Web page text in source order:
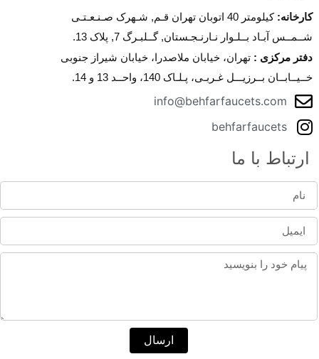
کارخانه: کیلومتر 40 اتوبان تهران قـم, شـهرک صـنـعـتـی
شــمــس آبـاد بــلـوار نـارنـجـستان, گــلبـرگ 7, پلاک 13.
دفتر مرکزی : تهران، خیابان ملاصدرا، خیابان شیراز جنوبی
خــیــابــان بــرزیـــل غـربـی، پـلـاک 140، واحــد 13 و 14.
info@behfarfaucets.com
behfarfaucets
ارتباط با ما
ارسال